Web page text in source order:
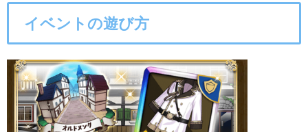
イベントの遊び方